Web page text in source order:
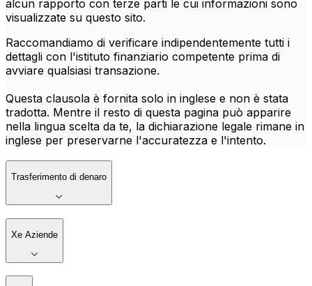
alcun rapporto con terze parti le cui informazioni sono
visualizzate su questo sito.
Raccomandiamo di verificare indipendentemente tutti i
dettagli con l'istituto finanziario competente prima di
avviare qualsiasi transazione.
Questa clausola è fornita solo in inglese e non è stata
tradotta. Mentre il resto di questa pagina può apparire
nella lingua scelta da te, la dichiarazione legale rimane in
inglese per preservarne l'accuratezza e l'intento.
Trasferimento di denaro
Xe Aziende